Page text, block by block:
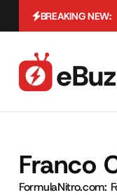
BREAKING NEW:
Franco
FormulaNitro.com: